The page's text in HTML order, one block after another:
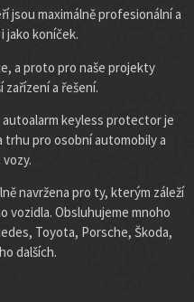
jsou maximálně profesionální a
jako koníček.
a proto pro naše projekty
zařízení a řešení.
keyless protector je
pro osobní automobily a
navržena pro ty, kterým záleží
vozidla. Obsluhujeme mnoho
Toyota, Porsche, Škoda,
dalších.